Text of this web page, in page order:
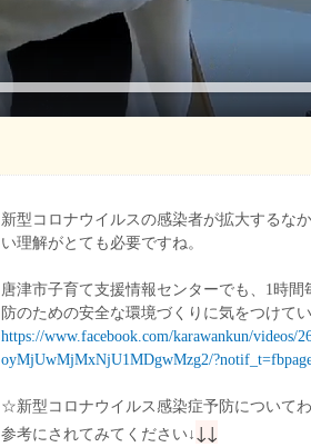
新型コロナウイルスの感染者が拡大するな
い理解がとても必要ですね。
唐津市子育て支援情報センターでも、1時
防のための安全な環境づくりに気をつけてい
https://www.facebook.com/karawankun/
oyMjUwMjMxNjU1MDgwMzg2/
☆新型コロナウイルス感染症予防について
参考にされてみてください↓ ↓↓